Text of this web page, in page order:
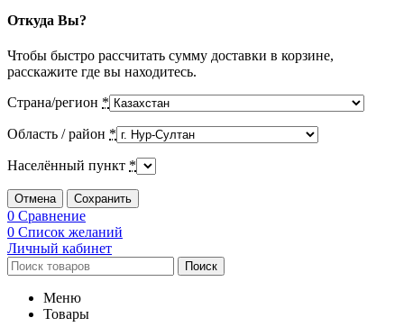
Откуда Вы?
Чтобы быстро рассчитать сумму доставки в корзине,
расскажите где вы находитесь.
Страна/регион *
Область / район *
Населённый пункт *
Отмена Сохранить
0 Сравнение
0 Список желаний
Личный кабинет
Поиск
Меню
Товары